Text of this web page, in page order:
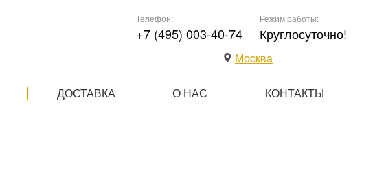
Телефон:
+7 (495) 003-40-74
Режим работы:
Круглосуточно!
Москва
ДОСТАВКА О НАС КОНТАКТЫ